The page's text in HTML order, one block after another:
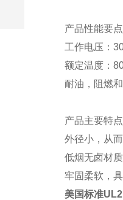
产品性能要
工作电压：
额定温度：
耐油，阻燃
产品主要特点
外径小，从
低烟无卤材
牢固柔软，
美国标准